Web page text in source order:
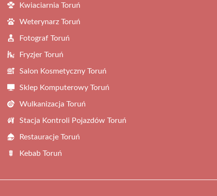
Kwiaciarnia Toruń
Weterynarz Toruń
Fotograf Toruń
Fryzjer Toruń
Salon Kosmetyczny Toruń
Sklep Komputerowy Toruń
Wulkanizacja Toruń
Stacja Kontroli Pojazdów Toruń
Restauracje Toruń
Kebab Toruń